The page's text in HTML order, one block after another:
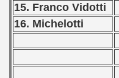
15. Franco Vidotti
16. Michelotti